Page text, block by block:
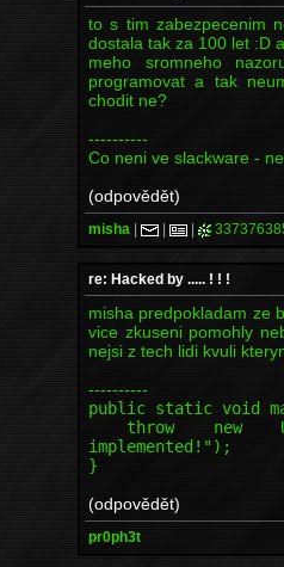
to s tim zabezpecenim
dostala tak za 100 let :D
meho sromneho
programovat a tak
chodit ne?
----------
Co neni ve slackware -
(odpovědět)
misha | | |
re: Hacked by ..... ! ! !
misha predpokladam ze
vice zkuseni pomohly
nejsi z tech lidi kvuli
----------
public static void
throw new
implemented!");
}
(odpovědět)
pr0ph3t